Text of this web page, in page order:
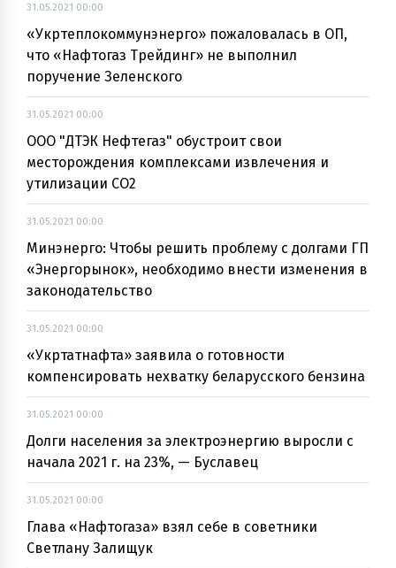
31.05.2021 00:00
«Укртеплокоммунэнерго» пожаловалась в ОП,
что «Нафтогаз Трейдинг» не выполнил
поручение Зеленского
31.05.2021 00:00
ООО "ДТЭК Нефтегаз" обустроит свои
месторождения комплексами извлечения и
утилизации CO2
31.05.2021 00:00
Минэнерго: Чтобы решить проблему с долгами ГП
«Энергорынок», необходимо внести изменения в
законодательство
31.05.2021 00:00
«Укртатнафта» заявила о готовности
компенсировать нехватку беларусского бензина
31.05.2021 00:00
Долги населения за электроэнергию выросли с
начала 2021 г. на 23%, — Буславец
31.05.2021 00:00
Глава «Нафтогаза» взял себе в советники
Светлану Залищук